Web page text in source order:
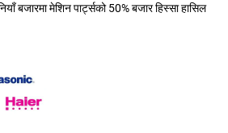
बजारमा मेशिन पार्ट्सको 50% बजार हिस्सा हासिल